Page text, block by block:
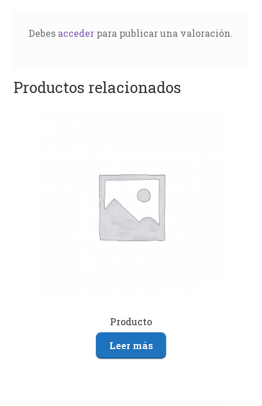
Debes accederpara publicar una valoración.
Productos relacionados
Producto
Leer más